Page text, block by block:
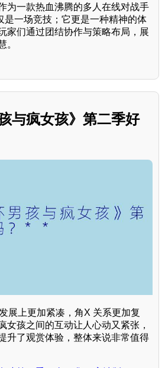
为一款热血沸腾的多人在线对战手
是一场竞技；它更是一种精神的体
家们通过团结协作与策略布局，展
。
与疯女孩》第二季好
展上更加紧凑，角X 关系更加复
女孩之间的互动让人心动又紧张，
升了观赏体验，整体来说非常值得